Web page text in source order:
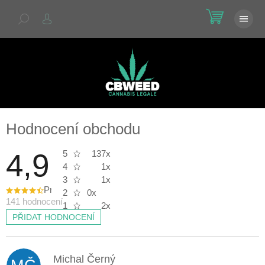
Hodnocení obchodu
4,9
Průměrné
hodnocení
obchodu
je
4,9
z
hvězdiček.
141 hodnocení
5
137x
4
1x
3
1x
2
0x
1
2x
PŘIDAT HODNOCENÍ
p
Michal Černý